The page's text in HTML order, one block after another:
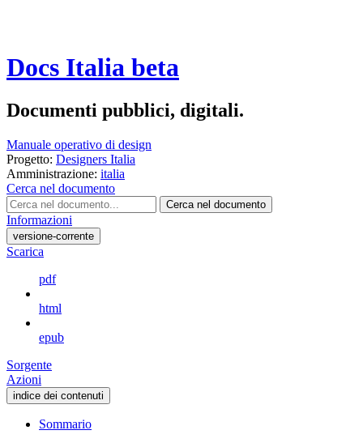
Docs Italia beta
Documenti pubblici, digitali.
Manuale operativo di design
Progetto: Designers Italia
Amministrazione: italia
Cerca nel documento
Cerca nel documento
Informazioni
versione-corrente
Scarica
pdf
html
epub
Sorgente
Azioni
indice dei contenuti
Sommario